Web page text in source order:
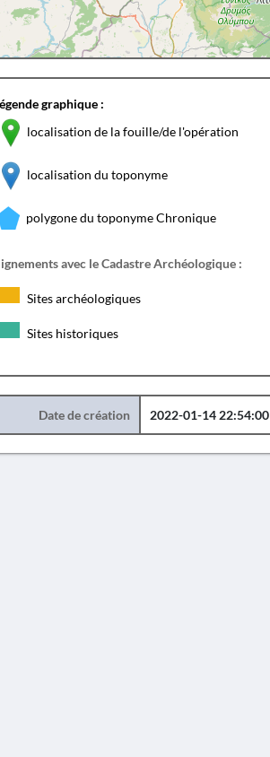
graphique :
localisation de la fouille/de l'opération
localisation du toponyme
polygone du toponyme Chronique
avec le Cadastre Archéologique :
Sites archéologiques
Sites historiques
Date de création 2022-01-14 22:54:00